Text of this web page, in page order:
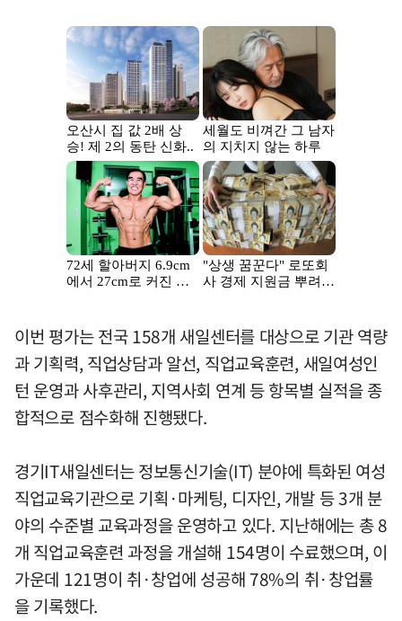
이번 평가는 전국 158개 새일센터를 대상으로 기관 역량
과 기획력, 직업상담과 알선, 직업교육훈련, 새일여성인
턴 운영과 사후관리, 지역사회 연계 등 항목별 실적을 종
합적으로 점수화해 진행됐다.
경기IT새일센터는 정보통신기술(IT) 분야에 특화된 여성
직업교육기관으로 기획·마케팅, 디자인, 개발 등 3개 분
야의 수준별 교육과정을 운영하고 있다. 지난해에는 총 8
개 직업교육훈련 과정을 개설해 154명이 수료했으며, 이
가운데 121명이 취·창업에 성공해 78%의 취·창업률
을 기록했다.